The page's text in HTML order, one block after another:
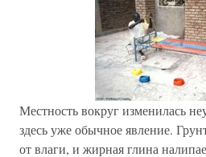
Местность вокруг изменилась
здесь уже обычное явление.
от влаги, и жирная глина